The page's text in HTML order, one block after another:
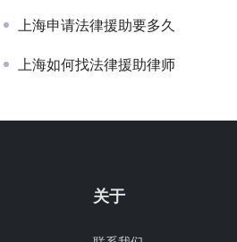
上海申请法律援助要多久
上海如何找法律援助律师
关于